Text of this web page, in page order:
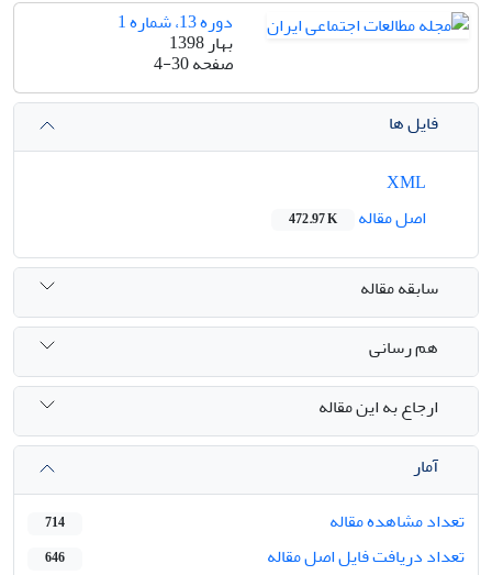
دوره 13، شماره 1
بهار 1398
صفحه4-30
فایل ها
اصل مقاله
472.97 K
سابقه مقاله
هم رسانی
ارجاع به این مقاله
آمار
تعداد مشاهده مقاله
714
تعداد دریافت فایل اصل مقاله 646